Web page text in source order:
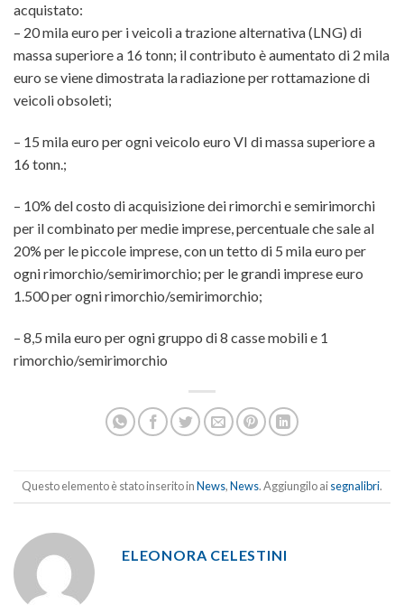
acquistato:
– 20 mila euro per i veicoli a trazione alternativa (LNG) di
massa superiore a 16 tonn; il contributo è aumentato di 2 mila
euro se viene dimostrata la radiazione per rottamazione di
veicoli obsoleti;
– 15 mila euro per ogni veicolo euro VI di massa superiore a
16 tonn.;
– 10% del costo di acquisizione dei rimorchi e semirimorchi
per il combinato per medie imprese, percentuale che sale al
20% per le piccole imprese, con un tetto di 5 mila euro per
ogni rimorchio/semirimorchio; per le grandi imprese euro
1.500 per ogni rimorchio/semirimorchio;
– 8,5 mila euro per ogni gruppo di 8 casse mobili e 1
rimorchio/semirimorchio
Questo elemento è stato inserito inNews,News. Aggiungilo aisegnalibri.
ELEONORA CELESTINI